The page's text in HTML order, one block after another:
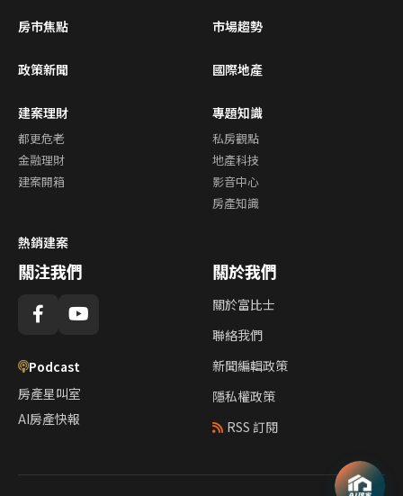
房市焦點 市場趨勢
政策新聞 國際地產
建案理財
都更危老
金融理財
建案開箱
專題知識
私房觀點
地產科技
影音中心
房產知識
熱銷建案
關注我們
Podcast
房產星叫室
AI房產快報
關於我們
關於富比士
聯絡我們
新聞編輯政策
隱私權政策
RSS 訂閱